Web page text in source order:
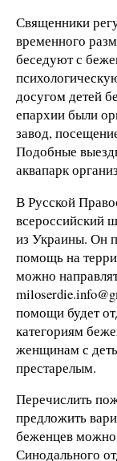
Священники
временного
беседуют с
досугом детей
епархии были
завод,
Подобные
аквапарк
В Русской
всероссийский
из Украины. Он
помощь на
можно
помощи будет
категориям
женщинам с
престарелым.
Перечислить
предложить
беженцев
Синодального